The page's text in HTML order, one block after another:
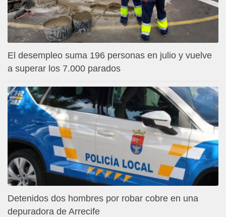
El desempleo suma 196 personas en julio y vuelve
a superar los 7.000 parados
Detenidos dos hombres por robar cobre en una
depuradora de Arrecife